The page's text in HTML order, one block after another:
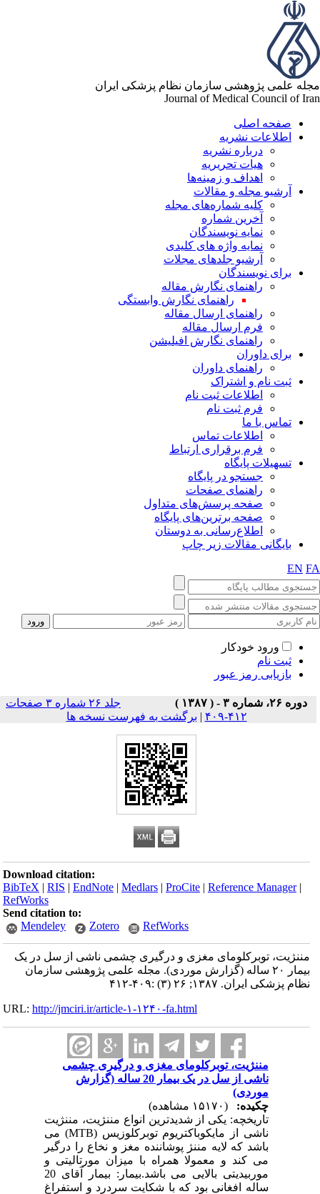
علمی پژوهشی سازمان نظام پزشکی ایران
Journal of Medical Council of
صفحه اصلی
اطلاعات نشریه
درباره نشریه
هیات تحریریه
اهداف و زمینه‌ها
آرشیو مجله و مقالات
کلیه شماره‌های مجله
آخرین شماره
نمایه نویسندگان
نمایه واژه های کلیدی
آرشیو جلدهای مجلات
برای نویسندگان
راهنمای نگارش مقاله
راهنمای نگارش وابستگی
راهنمای ارسال مقاله
فرم ارسال مقاله
راهنمای نگارش افیلیشن
برای داوران
راهنمای داوران
ثبت نام و اشتراک
اطلاعات ثبت نام
فرم ثبت نام
تماس با ما
اطلاعات تماس
فرم برقراری ارتباط
تسهیلات پایگاه
جستجو در پایگاه
راهنمای صفحات
صفحه پرسش‌های متداول
صفحه برترین‌های پایگاه
اطلاع‌رسانی به دوستان
بایگانی مقالات زیر چاپ
EN
ورود خودکار
ثبت نام
بازیابی رمز عبور
دوره ۲۶، شماره ۳ - ( ۱۳۸۷ )
جلد ۲۶ شماره ۳ صفحات
۴۱۲-۴۰۹
| برگشت به فهرست نسخه ها
Download citation:
BibTeX |RIS |EndNote |Medlars |ProCite |Reference Manager
RefWorks
Send citation to:
Mendeley
Zotero RefWorks
مننژیت، توبرکلومای مغزی و درگیری چشمی ناشی از سل در یک
بیمار ۲۰ ساله (گزارش موردی). مجله علمی پژوهشی سازمان
نظام پزشکی ایران. ۱۳۸۷; ۲۶ (۳) :۴۰۹-۴۱۲
URL:http://jmciri.ir/article-۱-۱۲۴۰-fa.html
مننژیت، توبرکلومای مغزی و درگیری چشمی
ناشی از سل در یک بیمار 20 ساله (گزارش
موردی)
چکیده:
تاریخچه: یکی از شدیدترین انواع مننژیت، مننژیت
ناشی از مایکوباکتریوم توبرکلوزیس (MTB) می
باشد که لایه مننژ پوشاننده مغز و نخاع را درگیر
می کند و معمولا همراه با میزان مورتالیتی و
موربیدیتی بالایی می باشد.بیمار: بیمار آقای 20
ساله افغانی بود که با شکایت سردرد و استفراغ